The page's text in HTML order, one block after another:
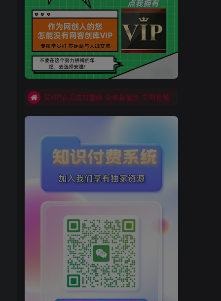
买VIP会员或加盟商-全年最低价-立即抢额
网创库-限时优惠 别错过!
买VIP会员或加盟商-全年最低价-立即抢额
网创库-限时优惠 别错过!